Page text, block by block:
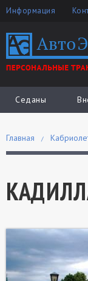
Информация
Седаны
Главная